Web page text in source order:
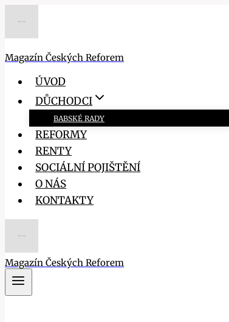
Magazín Českých Reforem
ÚVOD
DŮCHODCI
BABSKÉ RADY
REFORMY
RENTY
SOCIÁLNÍ POJIŠTĚNÍ
O NÁS
KONTAKTY
Magazín Českých Reforem